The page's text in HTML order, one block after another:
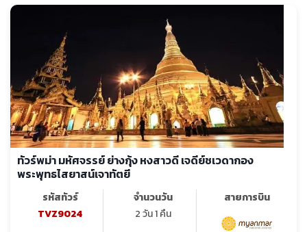
ทัวร์พม่า มหัศจรรย์ ย่างกุ้ง หงสาวดี เจดีย์ชเวดากอง
พระพุทธไสยาสน์เจาทัตยี
รหัสทัวร์
TVZ9024
จำนวนวัน
2 วัน 1 คืน
สายการบิน